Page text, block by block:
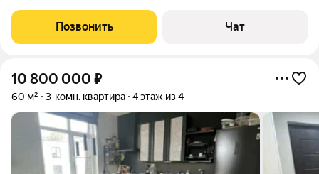
Приватный формат проживания: небольшой дом, закрытая
территория, ограниченный въезд,
Позвонить Чат
10 800 000 ₽
60 м² 3-комн. квартира 4 этаж из 4